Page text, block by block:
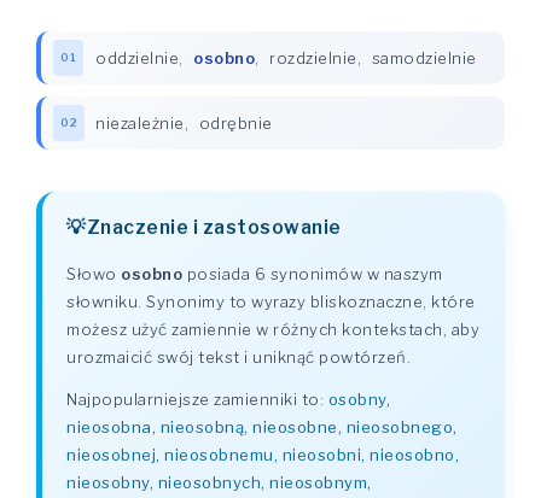
01 oddzielnie osobno rozdzielnie samodzielnie
02 niezależnie odrębnie
Znaczenie i zastosowanie
Słowo osobno posiada 6 synonimów w naszym
słowniku. Synonimy to wyrazy bliskoznaczne, które
możesz użyć zamiennie w różnych kontekstach, aby
urozmaicić swój tekst i uniknąć powtórzeń.
Najpopularniejsze zamienniki to: osobny,
nieosobna, nieosobną, nieosobne, nieosobnego,
nieosobnej, nieosobnemu, nieosobni, nieosobno,
nieosobny, nieosobnych, nieosobnym,